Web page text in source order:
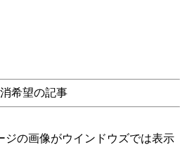
希望の記事
ジの画像がウインドウズでは表示